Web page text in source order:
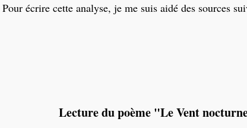
Pour écrire cette analyse, je me suis aidé des sources
Lecture du poème "Le Vent